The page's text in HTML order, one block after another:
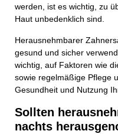
werden, ist es wichtig, zu
Haut unbedenklich sind.
Herausnehmbarer
gesund und sicher
wichtig, auf Faktoren wie
sowie regelmäßige Pflege
Gesundheit und Nutzung
Sollten
nachts